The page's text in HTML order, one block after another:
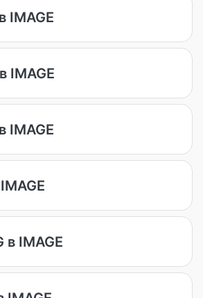
IMAGE
IMAGE
IMAGE
в IMAGE